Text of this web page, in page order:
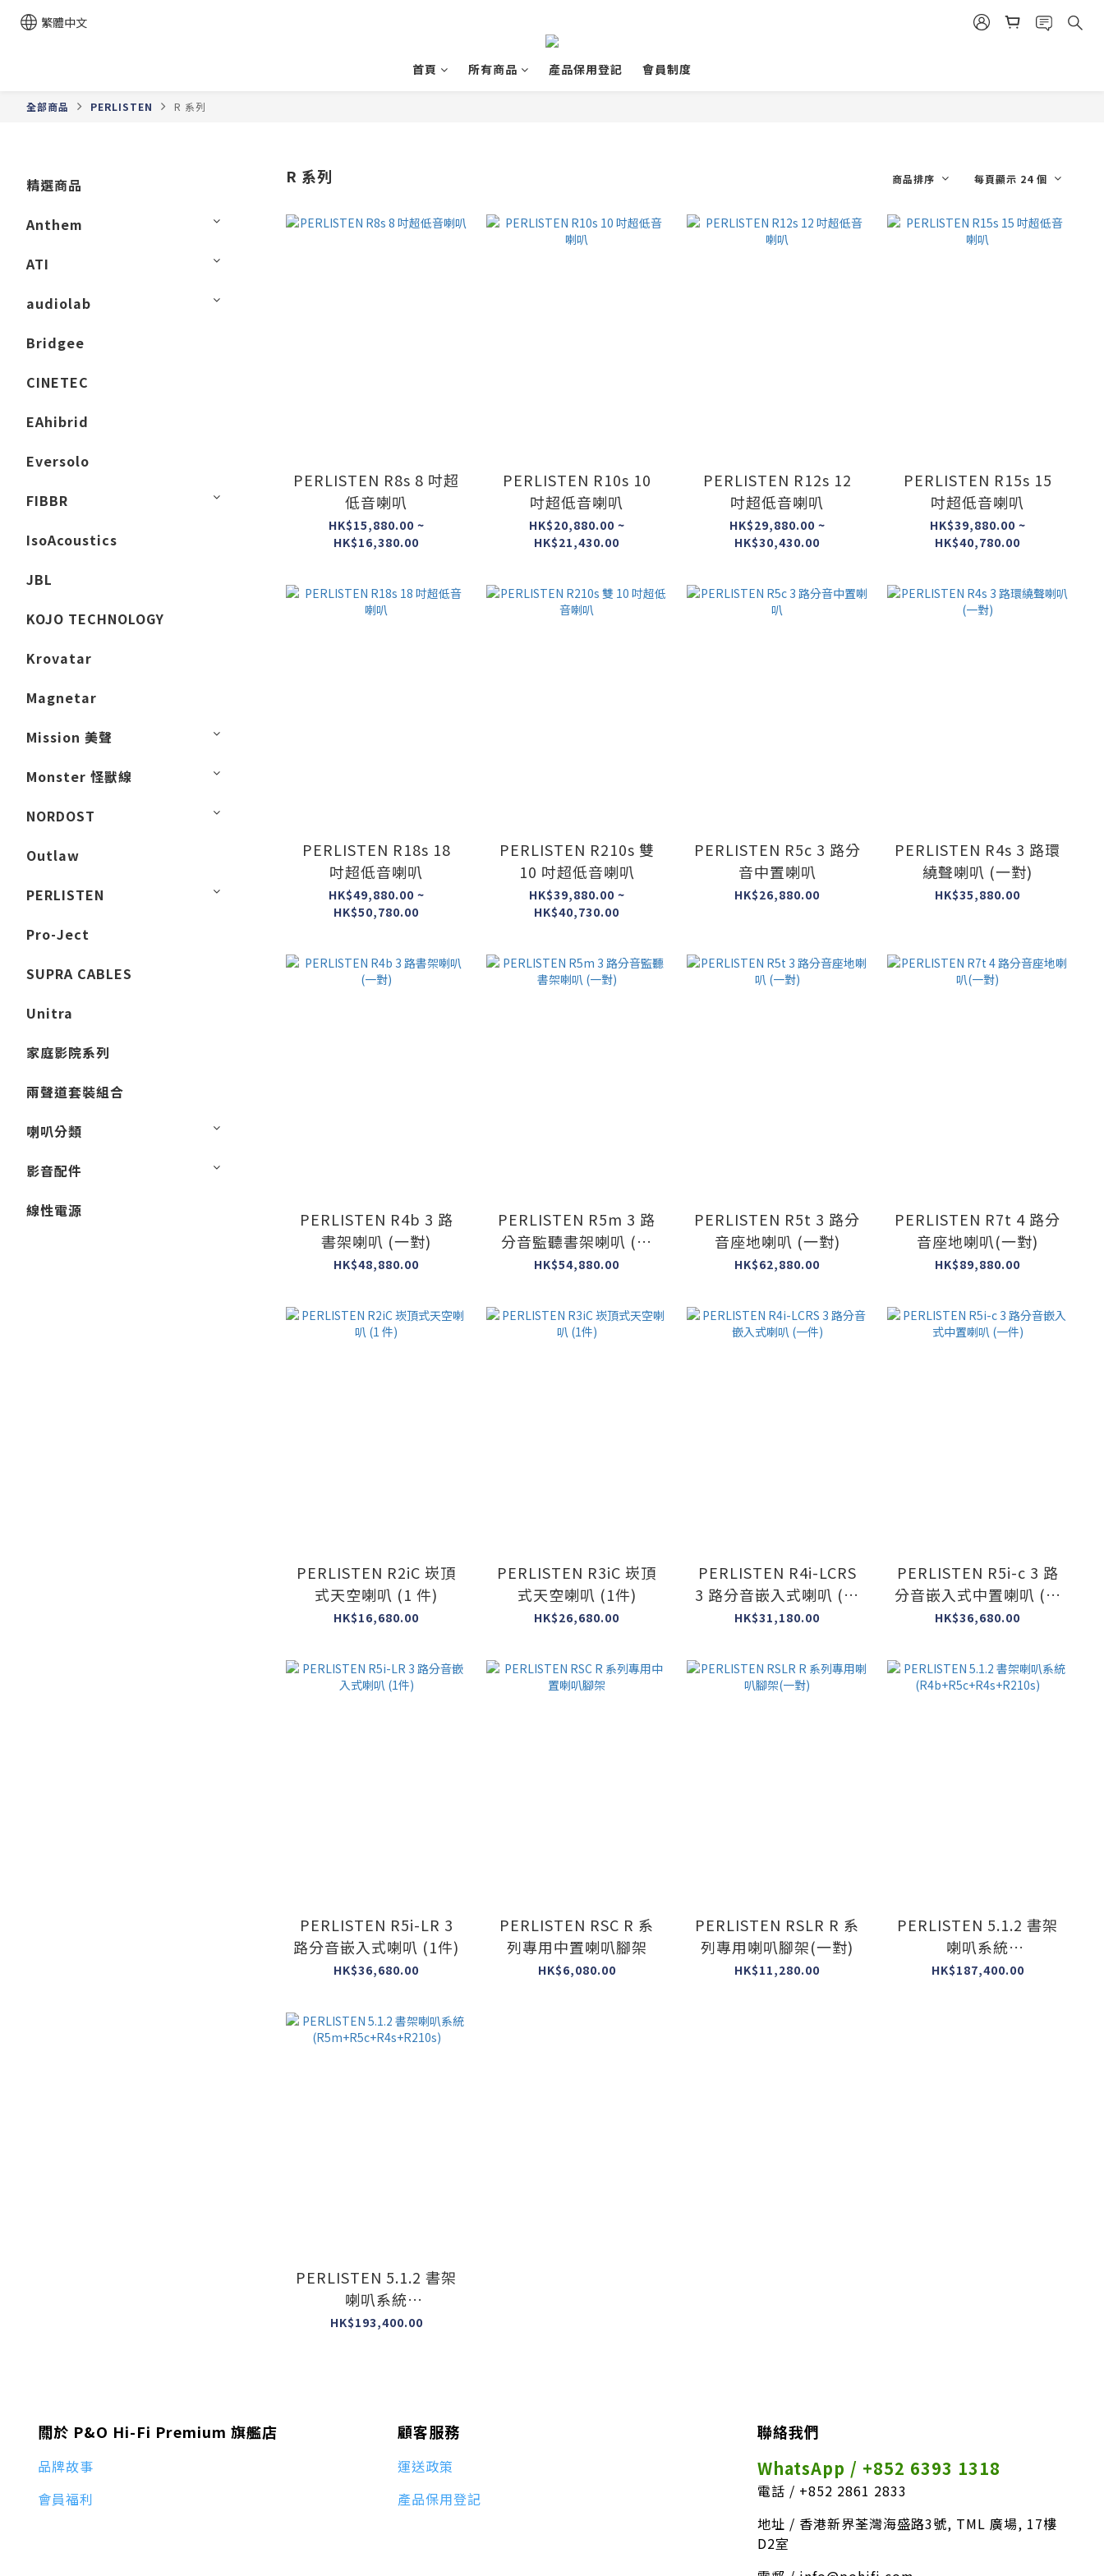
繁體中文
首頁 所有商品 產品保用登記 會員制度
全部商品 PERLISTEN R 系列
精選商品
Anthem
ATI
audiolab
Bridgee
CINETEC
EAhibrid
Eversolo
FIBBR
IsoAcoustics
JBL
KOJO TECHNOLOGY
Krovatar
Magnetar
Mission 美聲
Monster 怪獸線
NORDOST
Outlaw
PERLISTEN
Pro-Ject
SUPRA CABLES
Unitra
家庭影院系列
兩聲道套裝組合
喇叭分類
影音配件
線性電源
R 系列 商品排序 每頁顯示 24 個
PERLISTEN R8s 8 吋超
低音喇叭
HK$15,880.00 ~
HK$16,380.00
PERLISTEN R10s 10
吋超低音喇叭
HK$20,880.00 ~
HK$21,430.00
PERLISTEN R12s 12
吋超低音喇叭
HK$29,880.00 ~
HK$30,430.00
PERLISTEN R15s 15
吋超低音喇叭
HK$39,880.00 ~
HK$40,780.00
PERLISTEN R18s 18
吋超低音喇叭
HK$49,880.00 ~
HK$50,780.00
PERLISTEN R210s 雙
10 吋超低音喇叭
HK$39,880.00 ~
HK$40,730.00
PERLISTEN R5c 3 路分
音中置喇叭
HK$26,880.00
PERLISTEN R4s 3 路環
繞聲喇叭 (一對)
HK$35,880.00
PERLISTEN R4b 3 路
書架喇叭 (一對)
HK$48,880.00
PERLISTEN R5m 3 路
分音監聽書架喇叭 (一
對)
HK$54,880.00
PERLISTEN R5t 3 路分
音座地喇叭 (一對)
HK$62,880.00
PERLISTEN R7t 4 路分
音座地喇叭(一對)
HK$89,880.00
PERLISTEN R2iC 崁頂
式天空喇叭 (1 件)
HK$16,680.00
PERLISTEN R3iC 崁頂
式天空喇叭 (1件)
HK$26,680.00
PERLISTEN R4i-LCRS
3 路分音嵌入式喇叭 (一
件)
HK$31,180.00
PERLISTEN R5i-c 3 路
分音嵌入式中置喇叭 (一
件)
HK$36,680.00
PERLISTEN R5i-LR 3
路分音嵌入式喇叭 (1件)
HK$36,680.00
PERLISTEN RSC R 系
列專用中置喇叭腳架
HK$6,080.00
PERLISTEN RSLR R 系
列專用喇叭腳架(一對)
HK$11,280.00
PERLISTEN 5.1.2 書架
喇叭系統
(R4b+R5c+R4s+R210s)
HK$187,400.00
PERLISTEN 5.1.2 書架
喇叭系統
(R5m+R5c+R4s+R210s)
HK$193,400.00
關於 P&O Hi-Fi Premium 旗艦店
品牌故事
會員福利
顧客服務
運送政策
產品保用登記
聯絡我們
WhatsApp / +852 6393 1318
電話 / +852 2861 2833
地址 / 香港新界荃灣海盛路3號, TML 廣場, 17樓
D2室